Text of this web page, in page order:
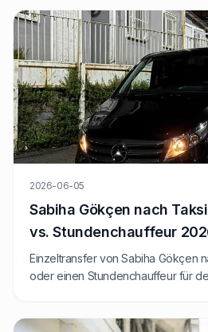
2026-06-05
Sabiha Gökçen nach
vs. Stundenchauffeur
Einzeltransfer von Sabiha Gökçen
oder einen Stundenchauffeur für